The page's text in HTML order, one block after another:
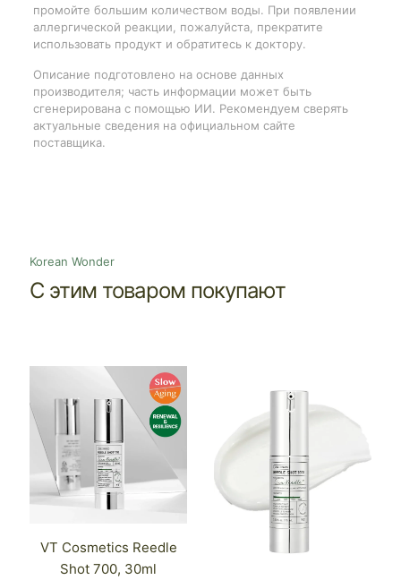
промойте большим количеством воды. При появлении
аллергической реакции, пожалуйста, прекратите
использовать продукт и обратитесь к доктору.
Описание подготовлено на основе данных
производителя; часть информации может быть
сгенерирована с помощью ИИ. Рекомендуем сверять
актуальные сведения на официальном сайте
поставщика.
Korean Wonder
С этим товаром покупают
VT Cosmetics Reedle
Shot 700, 30ml